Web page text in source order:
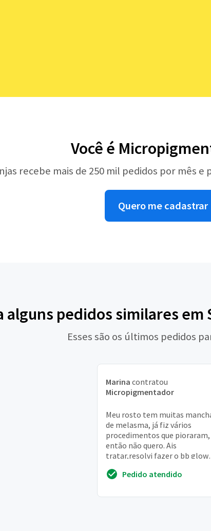
Você é
recebe mais de 250 mil pedidos por mês
Quero me cadastrar
alguns pedidos similares em
Esses são os últimos pedidos
Marina contratou
Micropigmentador
Meu rosto tem muitas
de melasma, já fiz vários
procedimentos que pioraram,
então não quero. Ais
tratar,resolvi fazer o bb glow
Pedido atendido